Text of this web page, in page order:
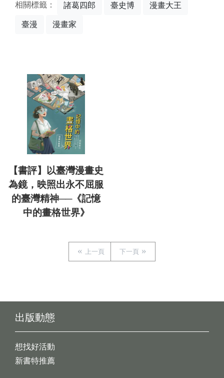
相關標籤： 諸葛四郎 臺史博 漫畫大王
臺漫 漫畫家
【書評】以臺灣漫畫史
為鏡，映照出永不屈服
的臺灣精神──《記憶
中的畫格世界》
上一頁 下一頁
出版動態
想找好活動
新書特推薦